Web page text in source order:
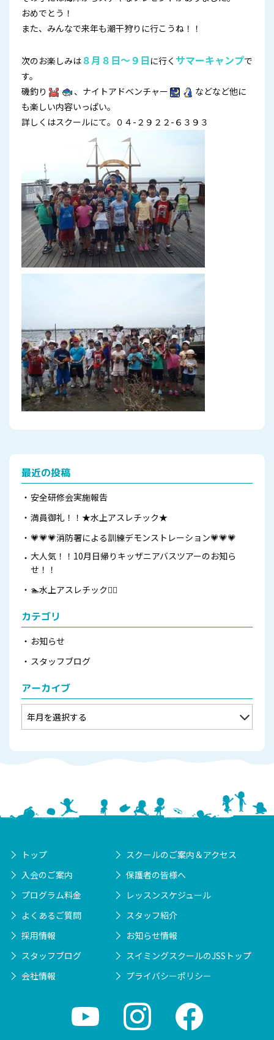
おめでとう！
また、みんなで来年も潮干狩りに行こうね！！
次のお楽しみは ８月８日～９日 に行く サマーキャンプで
す。
磯釣り
、ナイトアドベンチャー
などなど他に
も楽しい内容いっぱい。
詳しくはスクールにて。０４-２９２２-６３９３
最近の投稿
安全研修会実施報告
満員御礼！！★水上アスレチック★
💗💗💗消防署による訓練デモンストレーション💗💗💗
大人気！！10月日帰りキッザニアバスツアーのお知ら
せ！！
🏊水上アスレチック🏊🏻
カテゴリ
お知らせ
スタッフブログ
アーカイブ
トップ
スクールのご案内＆アクセス
入会のご案内
保護者の皆様へ
プログラム料金
レッスンスケジュール
よくあるご質問
スタッフ紹介
採用情報
お知らせ情報
スタッフブログ
スイミングスクールのJSSトップ
会社情報
プライバシーポリシー